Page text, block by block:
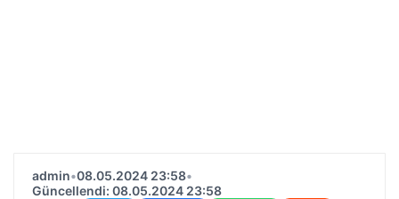
admin•08.05.2024 23:58•
Güncellendi: 08.05.2024 23:58